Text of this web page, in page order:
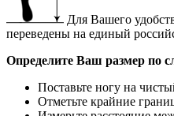
Для Вашего
переведены на единый
Определите Ваш размер по
Поставьте ногу на
Отметьте крайние